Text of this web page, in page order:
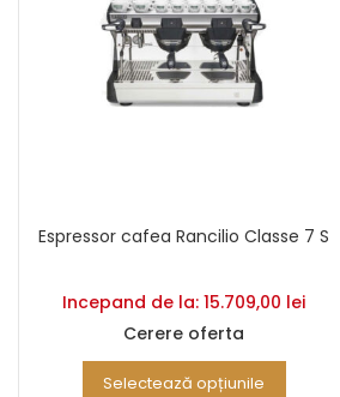
Espressor cafea Rancilio Classe 7 S
Incepand de la: 15.709,00 lei
Cerere oferta
Selectează opțiunile